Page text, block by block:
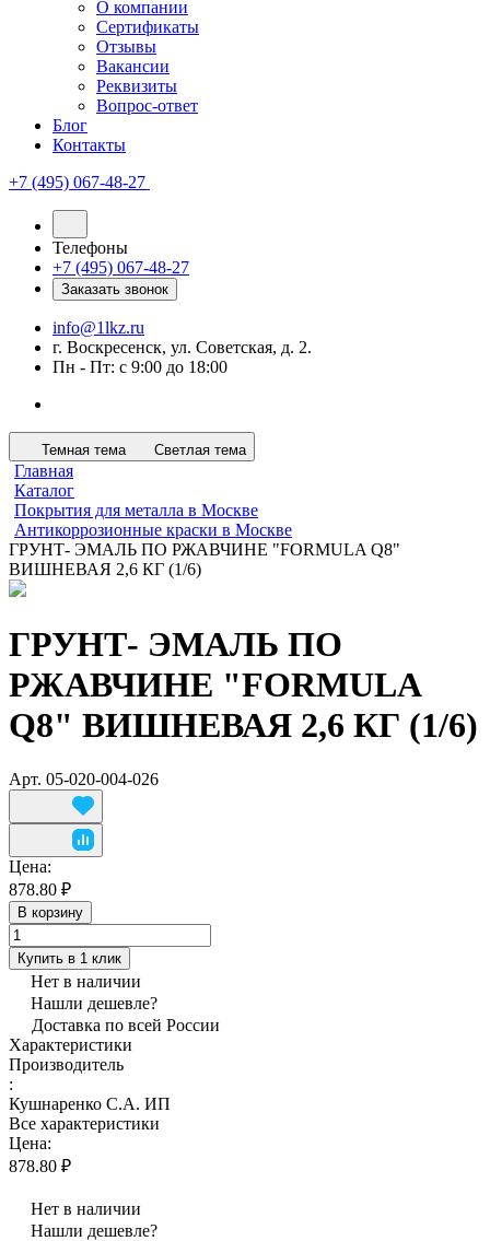
О компании
Сертификаты
Отзывы
Вакансии
Реквизиты
Вопрос-ответ
Блог
Контакты
+7 (495) 067-48-27
Телефоны
+7 (495) 067-48-27
Заказать звонок
info@1lkz.ru
г. Воскресенск, ул. Советская, д. 2.
Пн - Пт: с 9:00 до 18:00
Темная тема Светлая тема
Главная
Каталог
Покрытия для металла в Москве
Антикоррозионные краски в Москве
ГРУНТ- ЭМАЛЬ ПО РЖАВЧИНЕ "FORMULA Q8"
ВИШНЕВАЯ 2,6 КГ (1/6)
ГРУНТ- ЭМАЛЬ ПО
РЖАВЧИНЕ "FORMULA
Q8" ВИШНЕВАЯ 2,6 КГ (1/6)
Арт. 05-020-004-026
Цена:
878.80 ₽
В корзину
Купить в 1 клик
Нет в наличии
Нашли дешевле?
Доставка по всей России
Характеристики
Производитель
:
Кушнаренко С.А. ИП
Все характеристики
Цена:
878.80 ₽
Нет в наличии
Нашли дешевле?